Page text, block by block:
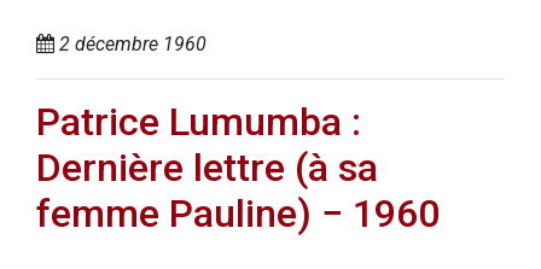
2 décembre 1960
Patrice Lumumba :
Dernière lettre (à sa
femme Pauline) − 1960